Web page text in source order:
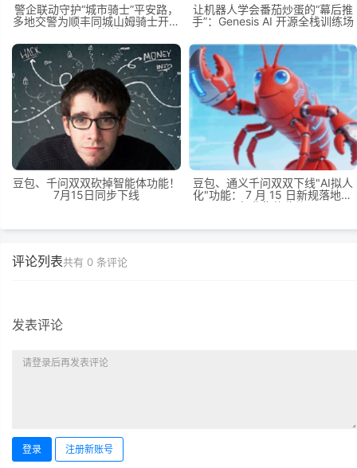
警企联动守护“城市骑士”平安路，
多地交警为顺丰同城山姆骑士开展
专项培训
让机器人学会番茄炒蛋的“幕后推
手”：Genesis AI 开源全栈训练场
豆包、千问双双砍掉智能体功能！
7月15日同步下线
豆包、通义千问双双下线"AI拟人
化"功能： 7 月 15 日新规落地，
行业集体收缩
评论列表共有 0 条评论
发表评论
登录 注册新账号